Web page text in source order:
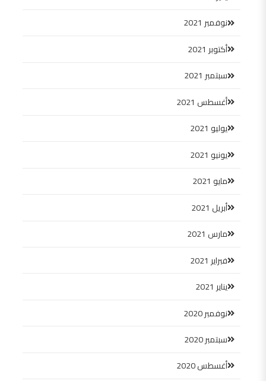
نوفمبر 2021
أكتوبر 2021
سبتمبر 2021
أغسطس 2021
يوليو 2021
يونيو 2021
مايو 2021
أبريل 2021
مارس 2021
فبراير 2021
يناير 2021
نوفمبر 2020
سبتمبر 2020
أغسطس 2020